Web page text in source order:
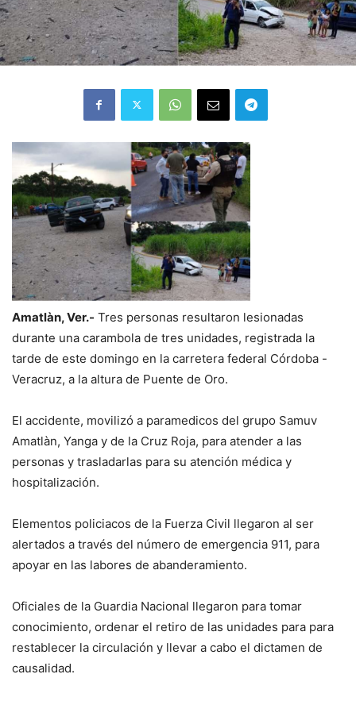
Amatlàn, Ver.- Tres personas resultaron lesionadas
durante una carambola de tres unidades, registrada la
tarde de este domingo en la carretera federal Córdoba -
Veracruz, a la altura de Puente de Oro.
El accidente, movilizó a paramedicos del grupo Samuv
Amatlàn, Yanga y de la Cruz Roja, para atender a las
personas y trasladarlas para su atención médica y
hospitalización.
Elementos policiacos de la Fuerza Civil llegaron al ser
alertados a través del número de emergencia 911, para
apoyar en las labores de abanderamiento.
Oficiales de la Guardia Nacional llegaron para tomar
conocimiento, ordenar el retiro de las unidades para para
restablecer la circulación y llevar a cabo el dictamen de
causalidad.